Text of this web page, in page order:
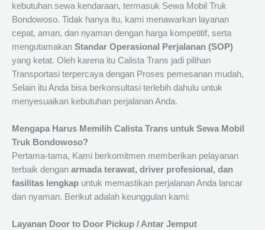
kebutuhan sewa kendaraan, termasuk Sewa Mobil Truk
Bondowoso. Tidak hanya itu, kami menawarkan layanan
cepat, aman, dan nyaman dengan harga kompetitif, serta
mengutamakan Standar Operasional Perjalanan (SOP)
yang ketat. Oleh karena itu Calista Trans jadi pilihan
Transportasi terpercaya dengan Proses pemesanan mudah,
Selain itu Anda bisa berkonsultasi terlebih dahulu untuk
menyesuaikan kebutuhan perjalanan Anda.
Mengapa Harus Memilih Calista Trans untuk Sewa Mobil
Truk Bondowoso?
Pertama-tama, Kami berkomitmen memberikan pelayanan
terbaik dengan armada terawat, driver profesional, dan
fasilitas lengkap untuk memastikan perjalanan Anda lancar
dan nyaman. Berikut adalah keunggulan kami:
Layanan Door to Door Pickup / Antar Jemput